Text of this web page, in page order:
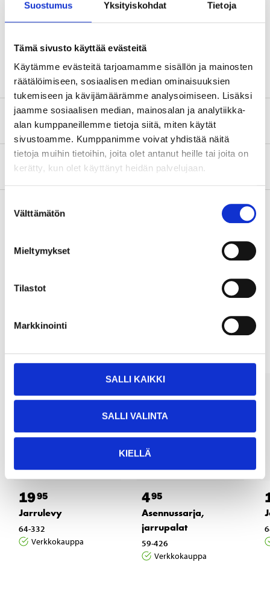
Suostumus Yksityiskohdat Tietoja
Tämä sivusto käyttää evästeitä
Käytämme evästeitä tarjoamamme sisällön ja mainosten
räätälöimiseen, sosiaalisen median ominaisuuksien
tukemiseen ja kävijämäärämme analysoimiseen. Lisäksi
jaamme sosiaalisen median, mainosalan ja analytiikka-
alan kumppaneillemme tietoja siitä, miten käytät
sivustoamme. Kumppanimme voivat yhdistää näitä
tietoja muihin tietoihin, joita olet antanut heille tai joita on
kerätty, kun olet käyttänyt heidän palvelujaan.
valinta
Välttämätön
Mieltymykset
Tilastot
Markkinointi
SALLI KAIKKI
SALLI VALINTA
KIELLÄ
Kulutusvaroittimet
4 kpl
Jarru
Turvallisuustiedot ja muut asiakirjat
Tietoa valmistajasta
Osta verkosta ja nouda tavaratalosta jo 2 tunnin kuluttua!
Muut asiakkaat ostivat myös
1995
Jarrulevy
64-332
Verkkokauppa
495
Asennussarja,
jarrupalat
59-426
Verkkokauppa